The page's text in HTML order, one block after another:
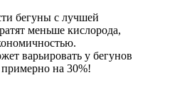
бегуны с лучшей
меньше кислорода,
варьировать у бегунов
на 30%!